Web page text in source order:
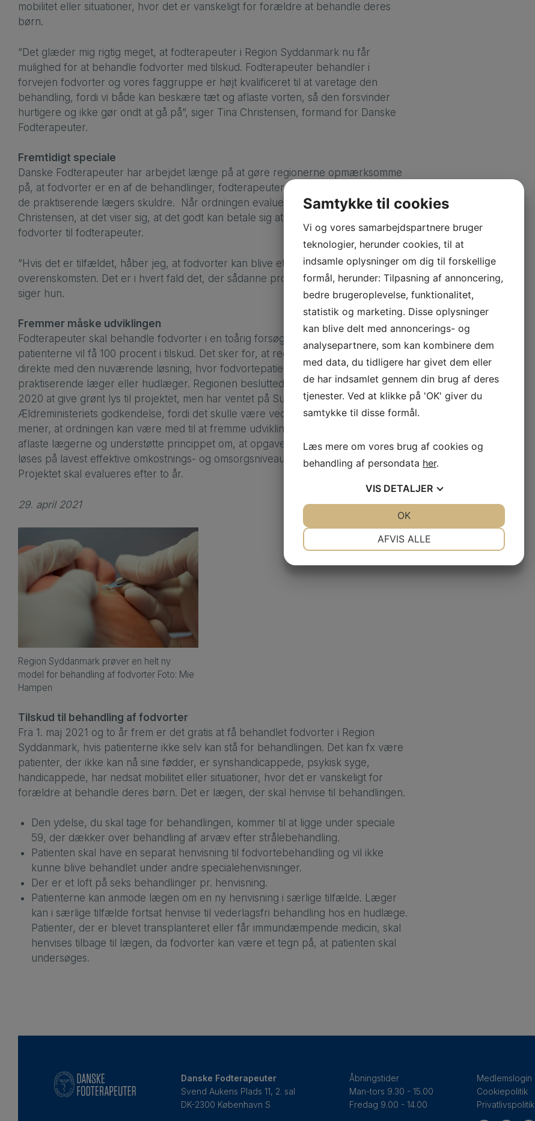
mobilitet eller situationer, hvor det er vanskeligt for forældre at behandle deres
børn.
”Det glæder mig rigtig meget, at fodterapeuter i Region Syddanmark nu får
mulighed for at behandle fodvorter med tilskud. Fodterapeuter behandler i
forvejen fodvorter og vores faggruppe er højt kvalificeret til at varetage den
behandling, fordi vi både kan beskære tæt og aflaste vorten, så den forsvinder
hurtigere og ikke gør ondt at gå på”, siger Tina Christensen, formand for Danske
Fodterapeuter.
Fremtidigt speciale
Danske Fodterapeuter har arbejdet længe på at gøre regionerne opmærksomme
på, at fodvorter er en af de behandlinger, fodterapeuter med fordel kan løfte fra
de praktiserende lægers skuldre. Når ordningen evalueres, håber Tina
Christensen, at det viser sig, at det godt kan betale sig at overlade behandlingen af
fodvorter til fodterapeuter.
”Hvis det er tilfældet, håber jeg, at fodvorter kan blive et nyt speciale i
overenskomsten. Det er i hvert fald det, der sådanne projekter skal undersøge”,
siger hun.
Fremmer måske udviklingen
Fodterapeuter skal behandle fodvorter i en toårig forsøgsordning, hvor
patienterne vil få 100 procent i tilskud. Det sker for, at regionen kan sammenligne
direkte med den nuværende løsning, hvor fodvortepatienter bliver behandlet hos
praktiserende læger eller hudlæger. Regionen besluttede allerede i maj måned
2020 at give grønt lys til projektet, men har ventet på Sundheds- og
Ældreministeriets godkendelse, fordi det skulle være vederlagsfrit. Ministeriet
mener, at ordningen kan være med til at fremme udviklingen i sundhedsvæsenet,
aflaste lægerne og understøtte princippet om, at opgaver i sundhedsvæsenet skal
løses på lavest effektive omkostnings- og omsorgsniveau (LEON-princippet).
Projektet skal evalueres efter to år.
29. april 2021
Region Syddanmark prøver en helt ny
model for behandling af fodvorter Foto: Mie
Hampen
Tilskud til behandling af fodvorter
Fra 1. maj 2021 og to år frem er det gratis at få behandlet fodvorter i Region
Syddanmark, hvis patienterne ikke selv kan stå for behandlingen. Det kan fx være
patienter, der ikke kan nå sine fødder, er synshandicappede, psykisk syge,
handicappede, har nedsat mobilitet eller situationer, hvor det er vanskeligt for
forældre at behandle deres børn. Det er lægen, der skal henvise til behandlingen.
Den ydelse, du skal tage for behandlingen, kommer til at ligge under speciale
59, der dækker over behandling af arvæv efter strålebehandling.
Patienten skal have en separat henvisning til fodvortebehandling og vil ikke
kunne blive behandlet under andre specialehenvisninger.
Der er et loft på seks behandlinger pr. henvisning.
Patienterne kan anmode lægen om en ny henvisning i særlige tilfælde. Læger
kan i særlige tilfælde fortsat henvise til vederlagsfri behandling hos en hudlæge.
Patienter, der er blevet transplanteret eller får immundæmpende medicin, skal
henvises tilbage til lægen, da fodvorter kan være et tegn på, at patienten skal
undersøges.
Danske Fodterapeuter
Svend Aukens Plads 11, 2. sal
DK-2300 København S
Åbningstider
Man-tors 9.30 - 15.00
Fredag 9.00 - 14.00
Medlemslogin
Cookiepolitik
Privatlivspolitik
Samtykke til cookies
Vi og vores samarbejdspartnere bruger
teknologier, herunder cookies, til at
indsamle oplysninger om dig til forskellige
formål, herunder: Tilpasning af annoncering,
bedre brugeroplevelse, funktionalitet,
statistik og marketing. Disse oplysninger
kan blive delt med annoncerings- og
analysepartnere, som kan kombinere dem
med data, du tidligere har givet dem eller
de har indsamlet gennem din brug af deres
tjenester. Ved at klikke på 'OK' giver du
samtykke til disse formål.
Læs mere om vores brug af cookies og
behandling af persondata her.
VIS DETALJER
AFVIS ALLE
OK